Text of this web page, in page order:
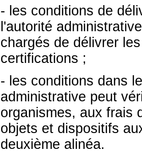
- les conditions de
l'autorité
chargés de délivrer
certifications ;
- les conditions dans
administrative peut
organismes, aux frais
objets et dispositifs
deuxième alinéa.